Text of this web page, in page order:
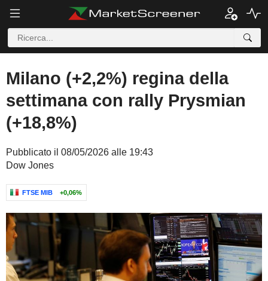
Milano (+2,2%) regina della
settimana con rally Prysmian
(+18,8%)
Pubblicato il 08/05/2026 alle 19:43
Dow Jones
FTSE MIB +0,06%